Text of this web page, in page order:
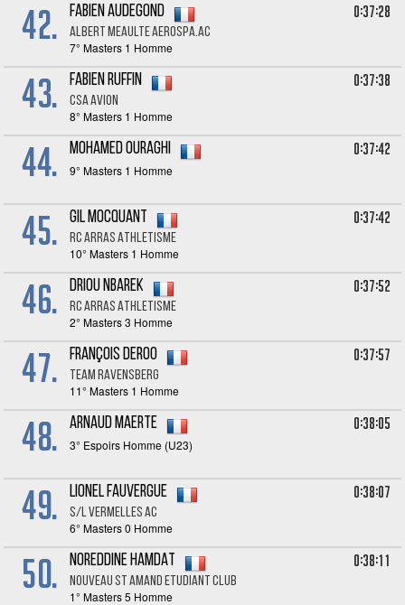
42. Fabien AUDEGOND
ALBERT MEAULTE AEROSPA.AC
7° Masters 1 Homme
0:37:28
43. Fabien RUFFIN
CSA AVION
8° Masters 1 Homme
0:37:38
44. Mohamed OURAGHI
9° Masters 1 Homme
0:37:42
45. Gil MOCQUANT
RC ARRAS ATHLETISME
10° Masters 1 Homme
0:37:42
46. Driou NBAREK
RC ARRAS ATHLETISME
2° Masters 3 Homme
0:37:52
47. François DEROO
Team Ravensberg
11° Masters 1 Homme
0:37:57
48. Arnaud MAERTE
3° Espoirs Homme (U23)
0:38:05
49. Lionel FAUVERGUE
S/L VERMELLES AC
6° Masters 0 Homme
0:38:07
50. Noreddine HAMDAT
NOUVEAU ST AMAND ETUDIANT CLUB
1° Masters 5 Homme
0:38:11